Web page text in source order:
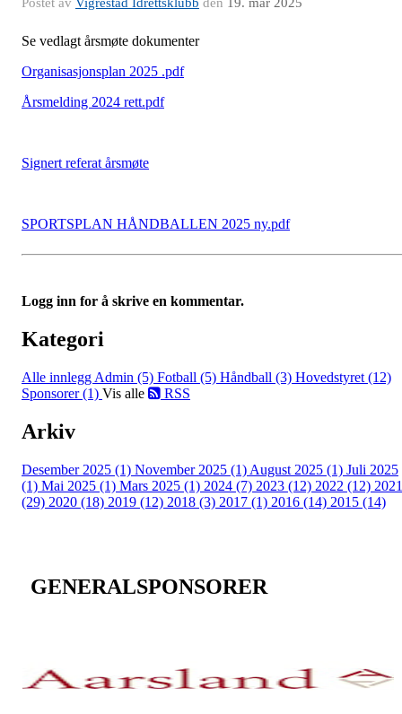
Se vedlagt årsmøte dokumenter
Organisasjonsplan 2025 .pdf
Årsmelding 2024 rett.pdf
Signert referat årsmøte
SPORTSPLAN HÅNDBALLEN 2025 ny.pdf
Logg inn for å skrive en kommentar.
Kategori
Alle innlegg Admin (5) Fotball (5) Håndball (3) Hovedstyret (12)
Sponsorer (1) Vis alle RSS
Arkiv
Desember 2025 (1) November 2025 (1) August 2025 (1) Juli 2025
(1) Mai 2025 (1) Mars 2025 (1) 2024 (7) 2023 (12) 2022 (12) 2021
(29) 2020 (18) 2019 (12) 2018 (3) 2017 (1) 2016 (14) 2015 (14)
GENERALSPONSORER